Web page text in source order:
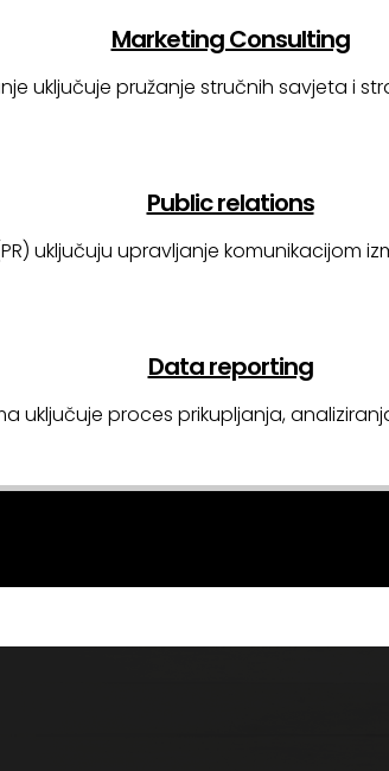
Marketing Consulting
uključuje pružanje stručnih savjeta i
Public relations
uključuju upravljanje komunikacijom
Data reporting
uključuje proces prikupljanja,